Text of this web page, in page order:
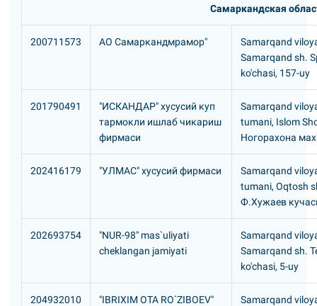
Самаркандская
200711573 АО Самаркандмрамор"
Samarqand
Samarqand sh.
ko'chasi, 157-uy
201790491
"ИСКАHДАР" хусусий куп
тармокли ишлаб чикариш
фирмаси
Samarqand
tumani, Islom
Ногорахона
202416179 "УЛМАС" хусусий фирмаси
Samarqand
tumani, Oqtosh
Ф.Хужаев
202693754
"NUR-98" mas`uliyati
cheklangan jamiyati
Samarqand
Samarqand sh.
ko'chasi, 5-uy
204932010
"IBRIXIM OTA RO`ZIBOEV"
Samarqand